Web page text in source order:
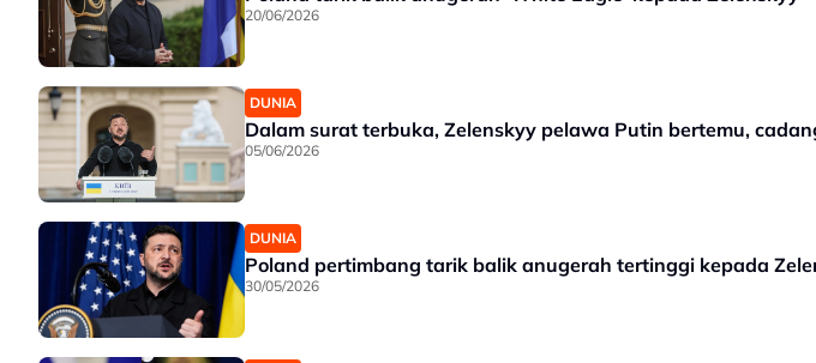
20/06/2026
DUNIA
Dalam surat terbuka, Zelenskyy pelawa Putin bertemu,
05/06/2026
DUNIA
Poland pertimbang tarik balik anugerah tertinggi kepada
30/05/2026